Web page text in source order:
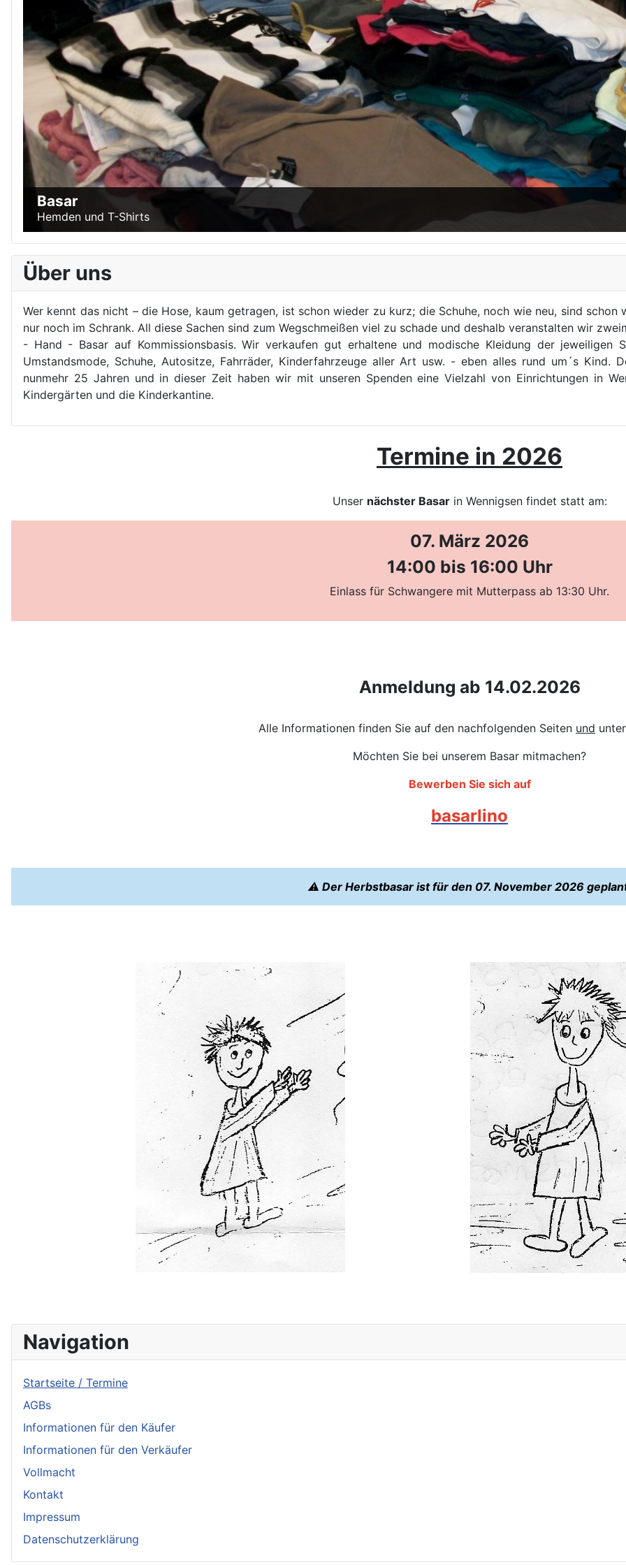
Basar
Hemden und T-Shirts
Über uns
Wer kennt das nicht – die Hose, kaum getragen, ist schon wieder zu kurz; die Schuhe, noch wie neu, sind
nur noch im Schrank. All diese Sachen sind zum Wegschmeißen viel zu schade und deshalb veranstalten wir
- Hand - Basar auf Kommissionsbasis. Wir verkaufen gut erhaltene und modische Kleidung der jeweiligen
Umstandsmode, Schuhe, Autositze, Fahrräder, Kinderfahrzeuge aller Art usw. - eben alles rund um´s Kind.
nunmehr 25 Jahren und in dieser Zeit haben wir mit unseren Spenden eine Vielzahl von Einrichtungen in
Kindergärten und die Kinderkantine.
Navigation
Startseite / Termine
AGBs
Informationen für den Käufer
Informationen für den Verkäufer
Vollmacht
Kontakt
Impressum
Datenschutzerklärung
Termine in 2026
Unser nächster Basarin Wennigsen findet statt am:
07. März 2026
14:00 bis 16:00 Uhr
Einlass für Schwangere mit Mutterpass ab 13:30 Uhr.
Anmeldung ab 14.02.2026
Alle Informationen finden Sie auf den nachfolgenden Seiten und unter
Möchten Sie bei unserem Basar mitmachen?
Bewerben Sie sich auf
basarlino
⚠️ Der Herbstbasar ist für den 07. November 2026